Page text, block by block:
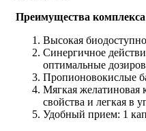
Преимущества
Высокая
Синергичное
оптимальные
Пропионовокислые
Мягкая желатиновая
свойства и легкая в
Удобный прием: 1